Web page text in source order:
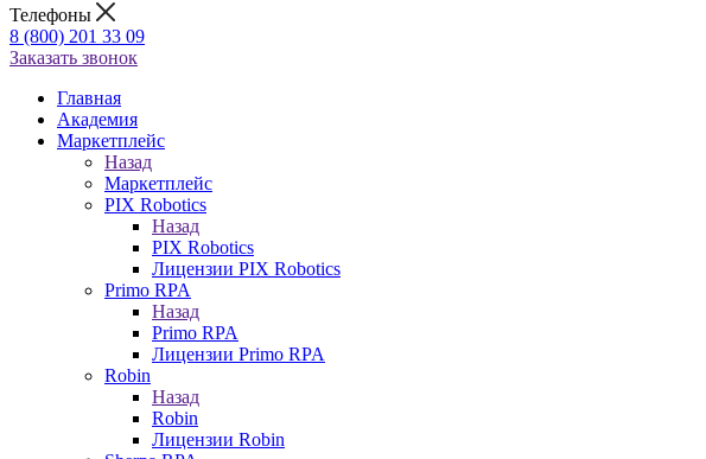
Телефоны
8 (800) 201 33 09
Заказать звонок
Главная
Академия
Маркетплейс
Назад
Маркетплейс
PIX Robotics
Назад
PIX Robotics
Лицензии PIX Robotics
Primo RPA
Назад
Primo RPA
Лицензии Primo RPA
Robin
Назад
Robin
Лицензии Robin